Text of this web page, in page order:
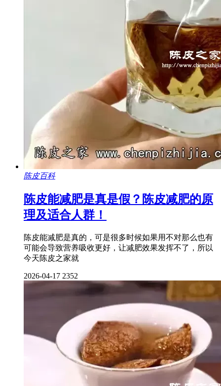
陈皮百科
陈皮能减肥是真是假？陈皮减肥的原
理及适合人群！
陈皮能减肥是真的，可是很多时候如果用不对那么也有
可能会导致营养吸收更好，让减肥效果发挥不了，所以
今天陈皮之家就
2026-04-17 2352